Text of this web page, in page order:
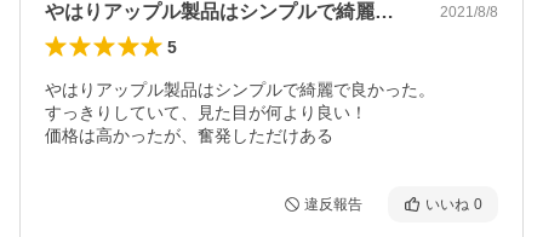
やはりアップル製品はシンプルで綺麗で良… 2021/8/8
5
やはりアップル製品はシンプルで綺麗で良かった。
すっきりしていて、見た目が何より良い！
価格は高かったが、奮発しただけある
違反報告 いいね 0